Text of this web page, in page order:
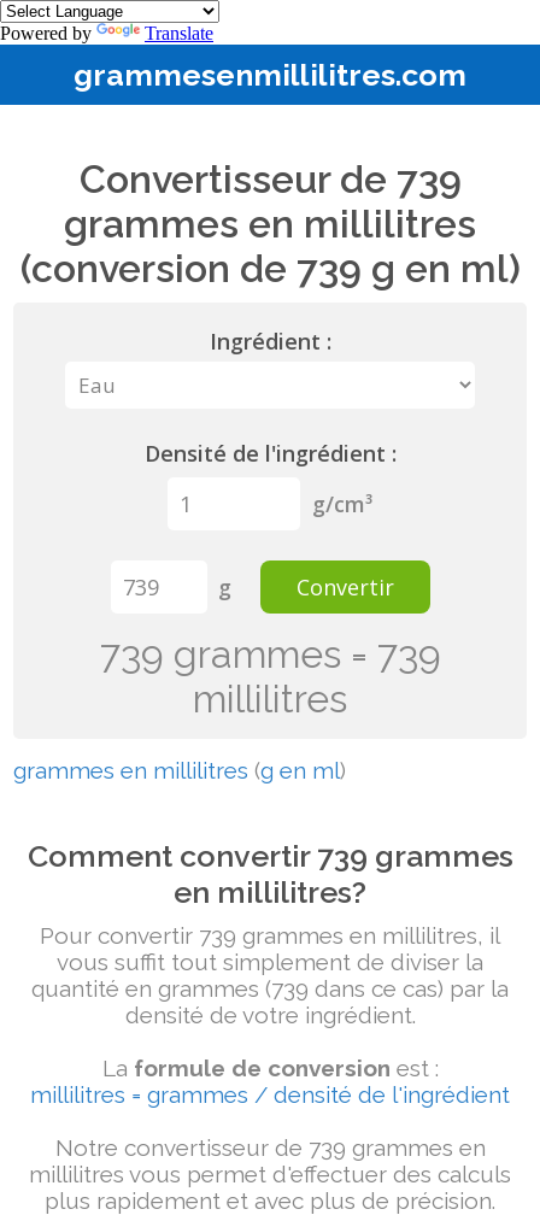
Powered by Translate
grammesenmillilitres.com
Convertisseur de 739
grammes en millilitres
(conversion de 739 g en ml)
Ingrédient :
Densité de l'ingrédient :
g/cm³
g Convertir
739 grammes = 739
millilitres
grammes en millilitres (g en ml)
Comment convertir 739 grammes
en millilitres?
Pour convertir 739 grammes en millilitres, il
vous suffit tout simplement de diviser la
quantité en grammes (739 dans ce cas) par la
densité de votre ingrédient.
La formule de conversion est :
millilitres = grammes / densité de l'ingrédient
Notre convertisseur de 739 grammes en
millilitres vous permet d'effectuer des calculs
plus rapidement et avec plus de précision.